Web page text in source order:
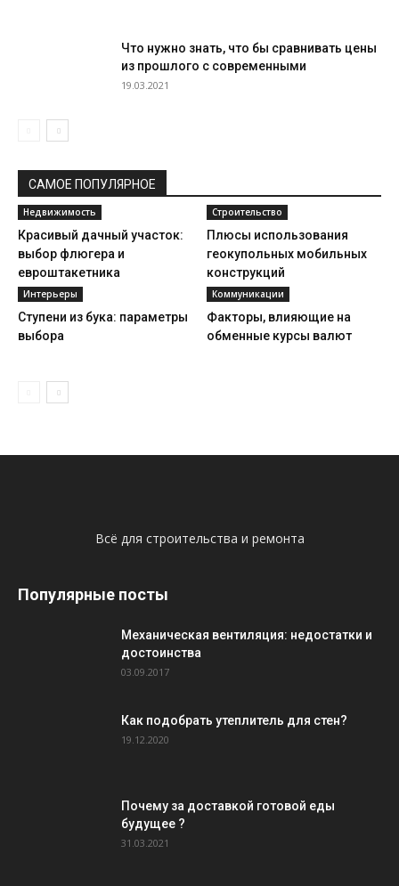
Что нужно знать, что бы сравнивать цены
из прошлого с современными
19.03.2021
САМОЕ ПОПУЛЯРНОЕ
Недвижимость
Красивый дачный участок:
выбор флюгера и
евроштакетника
Строительство
Плюсы использования
геокупольных мобильных
конструкций
Интерьеры
Ступени из бука: параметры
выбора
Коммуникации
Факторы, влияющие на
обменные курсы валют
Всё для строительства и ремонта
Популярные посты
Механическая вентиляция: недостатки и
достоинства
03.09.2017
Как подобрать утеплитель для стен?
19.12.2020
Почему за доставкой готовой еды
будущее ?
31.03.2021